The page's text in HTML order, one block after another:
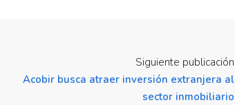
Siguiente publicación
Acobir busca atraer inversión extranjera al
sector inmobiliario